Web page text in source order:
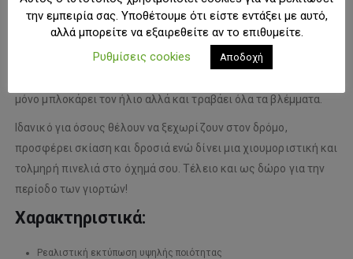
Αναβάθμισε το αυτοκίνητό σου με το σκίαστρο“Blinded By
, που συνδυάζει προστασία και attitude. Με
μόνο μπλοκάρει τον ήλιο αλλά και τραβάει όλα τα βλέμματα.
Ιδανικό για όσους θέλουν να ξεχωρίζουν στον δρόμο,
προσφέρει σκίαση και δροσιά ενώ δίνει μια χιουμοριστική και
τολμηρή πινελιά στο όχημά σου. Τέλειο και ως δώρο για την
περίοδο των γιορτών!
Χαρακτηριστικά:
Ρεαλιστική εκτύπωση υψηλής ποιότητας
την εμπειρία σας. Υποθέτουμε ότι είστε εντάξει με αυτό,
αλλά μπορείτε να εξαιρεθείτε αν το επιθυμείτε.
Ρυθμίσεις cookies
Αποδοχή